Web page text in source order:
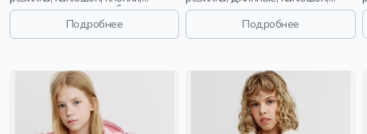
клапан, манжета, свободные,
карман, кулиска, объемные,
девочки, старшеклассники, дети
Подробнее
застежка, стеганые, клапан,
манжета, свободные,
непромокаемые, воротник,
фактурные, объемные, воротник-
Подробнее